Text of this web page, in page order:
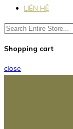
LIÊN HỆ
Shopping cart
close